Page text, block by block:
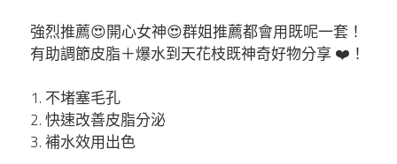
Unove
Sungboon
Raimethx
強烈推薦😍開心女神😍群姐推薦都會用既呢一套！
有助調節皮脂＋爆水到天花枝既神奇好物分享 ❤️！
1. 不堵塞毛孔
2. 快速改善皮脂分泌
3. 補水效用出色